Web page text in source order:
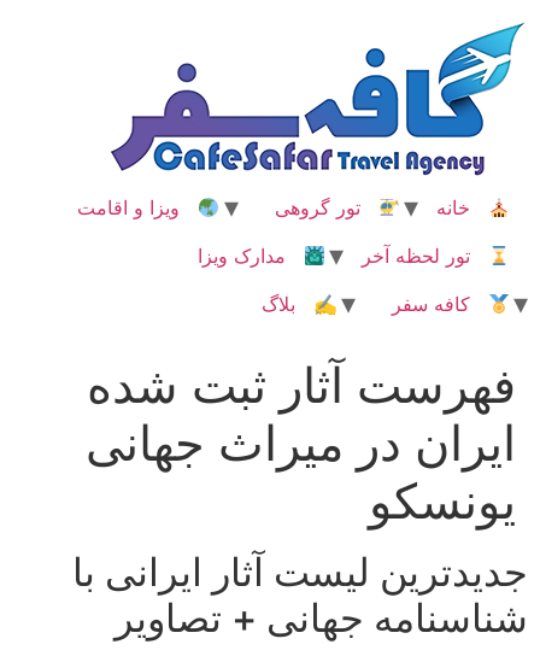
محتوا
خانه تور گروهی
ویزا و اقامت
تور لحظه آخر
مدارک ویزا
کافه سفر
✍ بلاگ
فهرست آثار ثبت شده
ایران در میراث جهانی
یونسکو
جدیدترین لیست آثار ایرانی با
شناسنامه جهانی + تصاویر